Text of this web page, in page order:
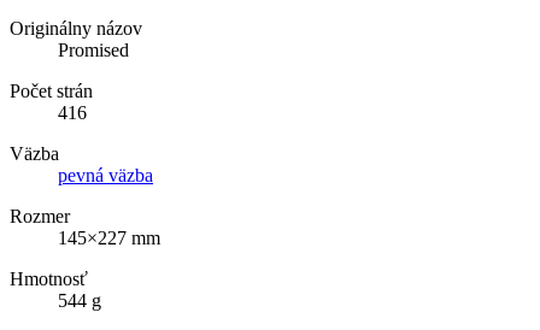
Originálny názov
Promised
Počet strán
416
Väzba
pevná väzba
Rozmer
145×227 mm
Hmotnosť
544 g